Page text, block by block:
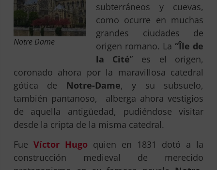
Notre Dame
subterráneos y cuevas,
como ocurre en muchas
grandes ciudades de
origen romano. La “Île de
la Cité”
es el origen,
coronado ahora por la maravillosa catedral
gótica de Notre-Dame, y su subsuelo,
también pantanoso, alberga ahora vestigios
de aquella antigüedad, pudiéndose visitar
desde la cripta de la misma catedral.
Fue Víctor Hugo quien en 1831 dotó a la
construcción medieval de merecido